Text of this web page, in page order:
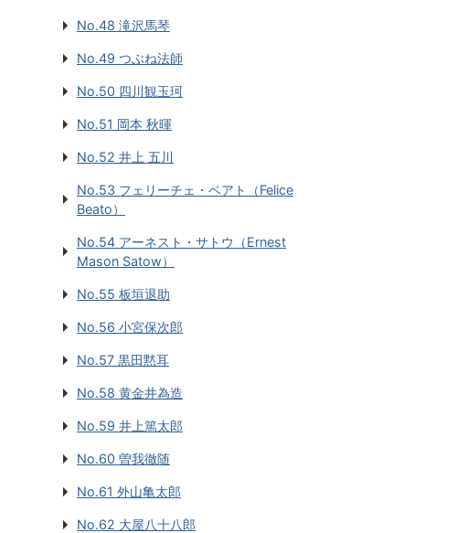
No.48 滝沢馬琴
No.49 つぶね法師
No.50 四川観玉珂
No.51 岡本 秋暉
No.52 井上 五川
No.53 フェリーチェ・ベアト（Felice
Beato）
No.54 アーネスト・サトウ（Ernest
Mason Satow）
No.55 板垣退助
No.56 小宮保次郎
No.57 黒田黙耳
No.58 黄金井為造
No.59 井上篤太郎
No.60 曽我徹随
No.61 外山亀太郎
No.62 大屋八十八郎